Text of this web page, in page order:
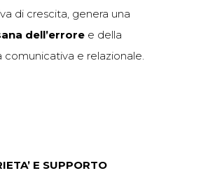
di crescita, genera una
dell’errore e della
comunicativa e relazionale.
E SUPPORTO